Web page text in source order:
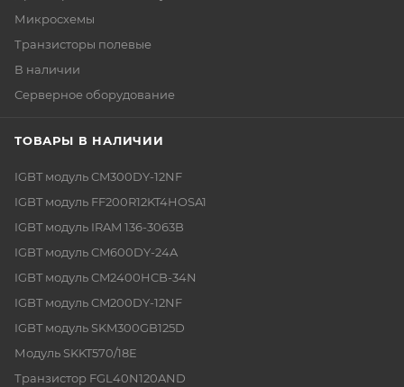
Микросхемы
Транзисторы полевые
В наличии
Серверное оборудование
ТОВАРЫ В НАЛИЧИИ
IGBT модуль CM300DY-12NF
IGBT модуль FF200R12KT4HOSA1
IGBT модуль IRAM 136-3063B
IGBT модуль CM600DY-24A
IGBT модуль CM2400HCB-34N
IGBT модуль CM200DY-12NF
IGBT модуль SKM300GB125D
Модуль SKKT570/18E
Транзистор FGL40N120AND